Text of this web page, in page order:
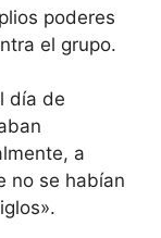
poderes
el grupo.
día de
a
no se habían